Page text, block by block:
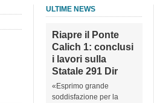
ULTIME NEWS
Riapre il Ponte
Calich 1: conclusi
i lavori sulla
Statale 291 Dir
«Esprimo grande
soddisfazione per la